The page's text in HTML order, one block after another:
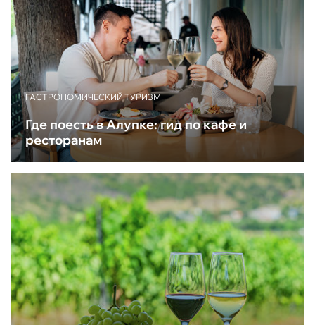
ГАСТРОНОМИЧЕСКИЙ ТУРИЗМ
Где поесть в Алупке: гид по кафе и
ресторанам